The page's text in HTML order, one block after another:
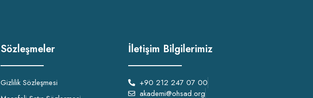
Sözleşmeler
Gizlilik Sözleşmesi
İletişim Bilgilerimiz
+90 212 247 07 00
akademi@ohsad.org